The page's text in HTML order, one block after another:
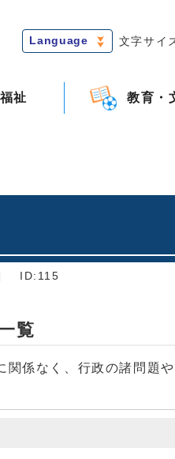
Language 文字サイ
祉 教育・
ID:115
覧
係なく、行政の諸問題